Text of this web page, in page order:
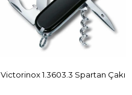
Victorinox 1.3603.3 Spartan Çakı